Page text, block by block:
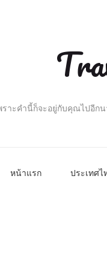
าะคำนี้ก็จะอยู่กับคุณไปอีก
หน้าแรก ประเทศไ